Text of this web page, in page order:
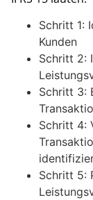
Schritt 1:
Kunden
Schritt 2:
Schritt 3:
Schritt 4:
Schritt 5: